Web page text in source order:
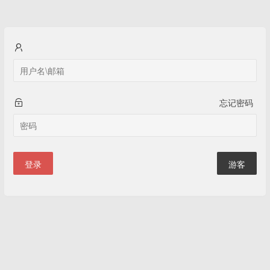
忘记密码
登录 游客